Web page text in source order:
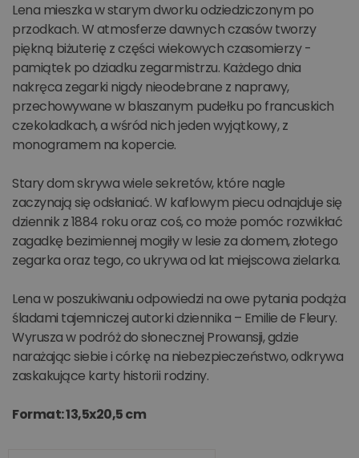
Lena mieszka w starym dworku odziedziczonym po
przodkach. W atmosferze dawnych czasów tworzy
piękną biżuterię z części wiekowych czasomierzy -
pamiątek po dziadku zegarmistrzu. Każdego dnia
nakręca zegarki nigdy nieodebrane z naprawy,
przechowywane w blaszanym pudełku po francuskich
czekoladkach, a wśród nich jeden wyjątkowy, z
monogramem na kopercie.
Stary dom skrywa wiele sekretów, które nagle
zaczynają się odsłaniać. W kaflowym piecu odnajduje się
dziennik z 1884 roku oraz coś, co może pomóc rozwikłać
zagadkę bezimiennej mogiły w lesie za domem, złotego
zegarka oraz tego, co ukrywa od lat miejscowa zielarka.
Lena w poszukiwaniu odpowiedzi na owe pytania podąża
śladami tajemniczej autorki dziennika – Emilie de Fleury.
Wyrusza w podróż do słonecznej Prowansji, gdzie
narażając siebie i córkę na niebezpieczeństwo, odkrywa
zaskakujące karty historii rodziny.
Format: 13,5x20,5 cm